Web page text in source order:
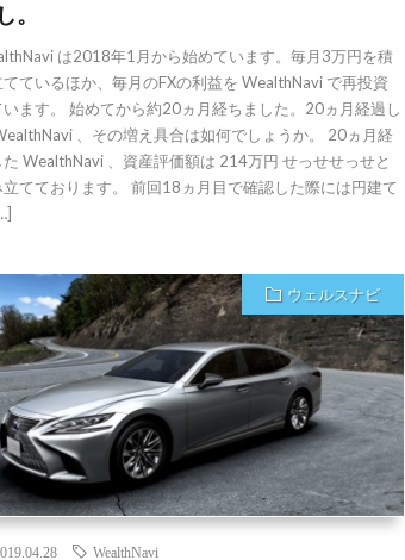
。
は2018年1月から始めています。毎月3万円を積
てているほか、毎月のFXの利益を WealthNavi で再投資
います。 始めてから約20ヵ月経ちました。20ヵ月経過し
、その増え具合は如何でしょうか。 20ヵ月経
た WealthNavi 、資産評価額は 214万円 せっせせっせと
立てております。 前回18ヵ月目で確認した際には円建て
ウェルスナビ
WealthNavi